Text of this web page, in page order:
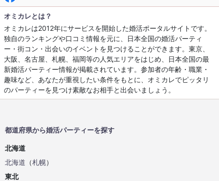
オミカレとは？
オミカレは2012年にサービスを開始した婚活ポータルサイトです。
独自のランキングや口コミ情報を元に、日本全国の婚活パーティ
ー・街コン・出会いのイベントを見つけることができます。東京、
大阪、名古屋、札幌、福岡等の人気エリアをはじめ、日本全国の最
新婚活パーティー情報が掲載されています。参加者の年齢・職業・
趣味など、あなたが重視したい条件をもとに、オミカレでピッタリ
のパーティーを見つけ素敵なお相手と出会いましょう。
都道府県から婚活パーティーを探す
北海道
北海道 （札幌）
東北